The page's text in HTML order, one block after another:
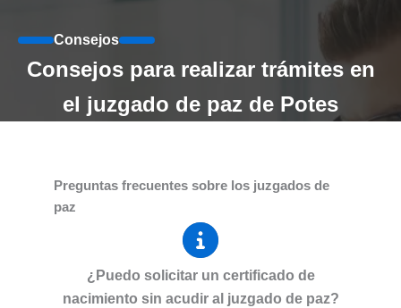
Consejos
Consejos para realizar trámites en
el juzgado de paz de Potes
Preguntas frecuentes sobre los juzgados de
paz
¿Puedo solicitar un certificado de
nacimiento sin acudir al juzgado de paz?